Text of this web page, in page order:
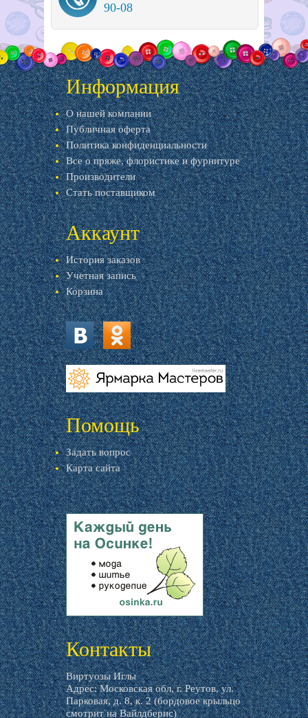
90-08
Информация
О нашей компании
Публичная оферта
Политика конфиденциальности
Все о пряже, флористике и фурнитуре
Производители
Стать поставщиком
Аккаунт
История заказов
Учетная запись
Корзина
vk.com ok.ru
livemaster.ru
Помощь
Задать вопрос
Карта сайта
livemaster.ru
Контакты
Виртуозы Иглы
Адрес: Московская обл, г. Реутов, ул.
Парковая, д. 8, к. 2 (бордовое крыльцо
смотрит на Вайлдберис)